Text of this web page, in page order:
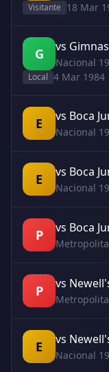
Visitante 18 Mar
G vs
Nacional
Local 4 Mar 1984
E vs Boca
Nacional
E vs Boca
Nacional
P vs Boca
P vs
E vs
Nacional